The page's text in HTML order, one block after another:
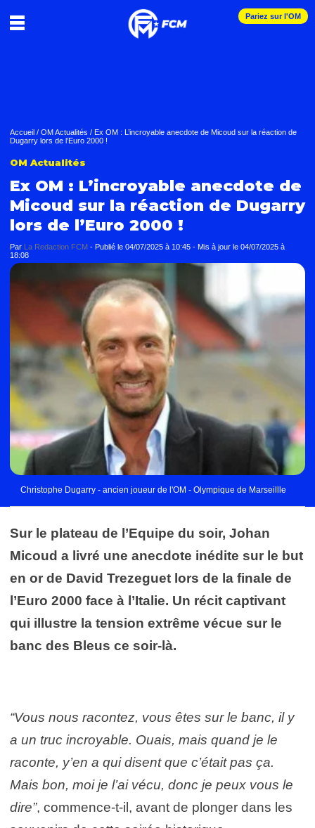
Pariez sur l'OM
Accueil / OM Actualités / Ex OM : L’incroyable anecdote de Micoud sur la réaction de
Dugarry lors de l’Euro 2000 !
OM Actualités
Ex OM : L’incroyable anecdote de
Micoud sur la réaction de Dugarry
lors de l’Euro 2000 !
Par La Redaction FCM - Publié le 04/07/2025 à 10:45 - Mis à jour le 04/07/2025 à
18:08
Christophe Dugarry - ancien joueur de l'OM - Olympique de Marseillle
Sur le plateau de l’Equipe du soir, Johan
Micoud a livré une anecdote inédite sur le but
en or de David Trezeguet lors de la finale de
l’Euro 2000 face à l’Italie. Un récit captivant
qui illustre la tension extrême vécue sur le
banc des Bleus ce soir-là.
“Vous nous racontez, vous êtes sur le banc, il y
a un truc incroyable. Ouais, mais quand je le
raconte, y’en a qui disent que c’était pas ça.
Mais bon, moi je l’ai vécu, donc je peux vous le
dire”, commence-t-il, avant de plonger dans les